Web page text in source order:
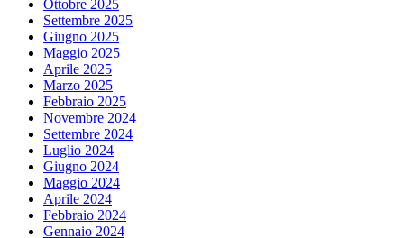
Ottobre 2025
Settembre 2025
Giugno 2025
Maggio 2025
Aprile 2025
Marzo 2025
Febbraio 2025
Novembre 2024
Settembre 2024
Luglio 2024
Giugno 2024
Maggio 2024
Aprile 2024
Febbraio 2024
Gennaio 2024